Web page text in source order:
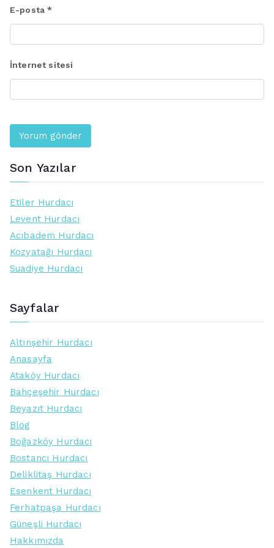
E-posta*
İnternet sitesi
Son Yazılar
Etiler Hurdacı
Levent Hurdacı
Acıbadem Hurdacı
Kozyatağı Hurdacı
Suadiye Hurdacı
Sayfalar
Altınşehir Hurdacı
Anasayfa
Ataköy Hurdacı
Bahçeşehir Hurdacı
Beyazıt Hurdacı
Blog
Boğazköy Hurdacı
Bostancı Hurdacı
Deliklitaş Hurdacı
Esenkent Hurdacı
Ferhatpaşa Hurdacı
Güneşli Hurdacı
Hakkımızda